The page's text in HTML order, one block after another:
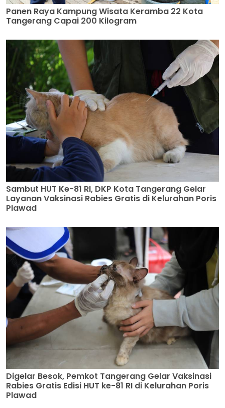
Panen Raya Kampung Wisata Keramba 22 Kota
Tangerang Capai 200 Kilogram
Sambut HUT Ke-81 RI, DKP Kota Tangerang Gelar
Layanan Vaksinasi Rabies Gratis di Kelurahan Poris
Plawad
Digelar Besok, Pemkot Tangerang Gelar Vaksinasi
Rabies Gratis Edisi HUT ke-81 RI di Kelurahan Poris
Plawad